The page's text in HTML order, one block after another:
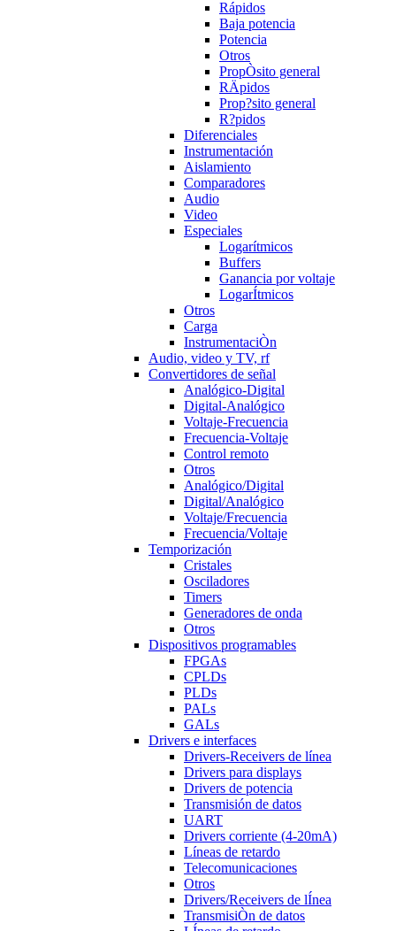
Rápidos
Baja potencia
Potencia
Otros
PropÒsito general
RÄpidos
Prop?sito general
R?pidos
Diferenciales
Instrumentación
Aislamiento
Comparadores
Audio
Video
Especiales
Logarítmicos
Buffers
Ganancia por voltaje
LogarÍtmicos
Otros
Carga
InstrumentaciÒn
Audio, video y TV, rf
Convertidores de señal
Analógico-Digital
Digital-Analógico
Voltaje-Frecuencia
Frecuencia-Voltaje
Control remoto
Otros
Analógico/Digital
Digital/Analógico
Voltaje/Frecuencia
Frecuencia/Voltaje
Temporización
Cristales
Osciladores
Timers
Generadores de onda
Otros
Dispositivos programables
FPGAs
CPLDs
PLDs
PALs
GALs
Drivers e interfaces
Drivers-Receivers de línea
Drivers para displays
Drivers de potencia
Transmisión de datos
UART
Drivers corriente (4-20mA)
Líneas de retardo
Telecomunicaciones
Otros
Drivers/Receivers de lÍnea
TransmisiÒn de datos